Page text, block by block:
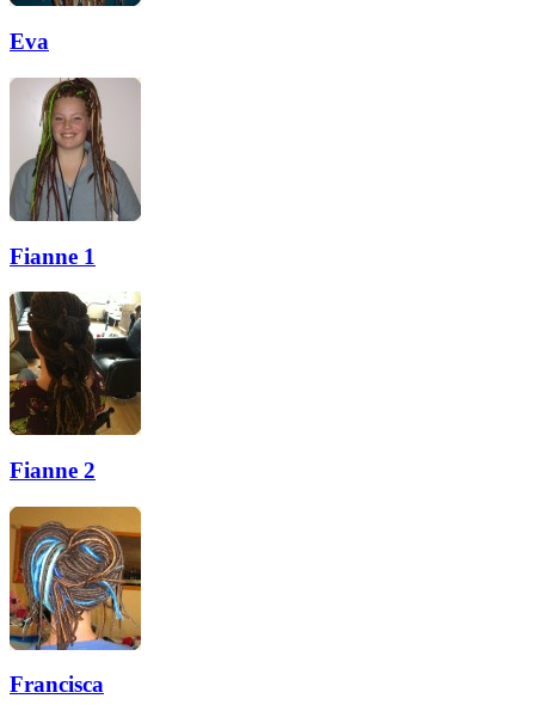
Eva
Fianne 1
Fianne 2
Francisca